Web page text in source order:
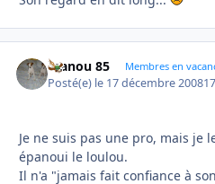
manou 85 Membres en
Posté(e) le 17 décembre 2008
Je ne suis pas une pro, mais je
épanoui le loulou.
Il n'a "jamais fait confiance à